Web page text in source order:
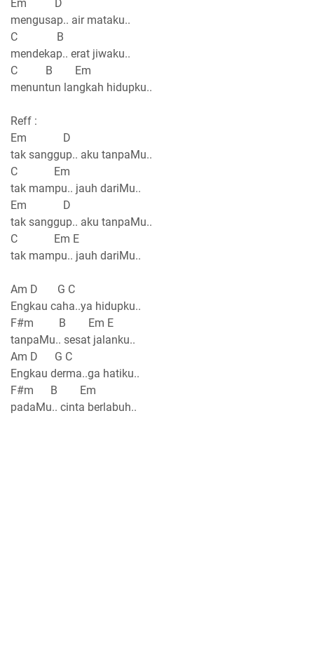
Em D
mengusap.. air mataku..
C B
mendekap.. erat jiwaku..
C B Em
menuntun langkah hidupku..
Reff :
Em D
tak sanggup.. aku tanpaMu..
C Em
tak mampu.. jauh dariMu..
Em D
tak sanggup.. aku tanpaMu..
C Em E
tak mampu.. jauh dariMu..
Am D G C
Engkau caha..ya hidupku..
F#m B Em E
tanpaMu.. sesat jalanku..
Am D G C
Engkau derma..ga hatiku..
F#m B Em
padaMu.. cinta berlabuh..